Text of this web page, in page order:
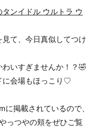
タンイドル ウルトラ ウ
見て、今日真似してつけ
いすぎませんか！？🤣
に会場もほっこり♡
に掲載されているので、
っつやの頬をぜひご覧